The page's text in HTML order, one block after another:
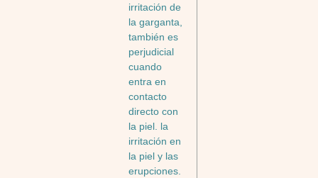
irritación de
la garganta,
también es
perjudicial
cuando
entra en
contacto
directo con
la piel. la
irritación en
la piel y las
erupciones.